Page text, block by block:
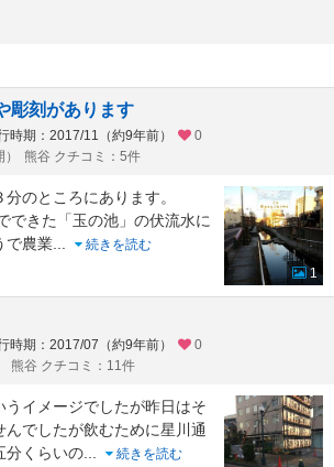
彫刻があります
時期：2017/11（約9年前）
0
熊谷 クチコミ：5件
のところにあります。
できた「玉の池」の伏流水に
で農業...
続きを読む
1
時期：2017/07（約9年前）
0
熊谷 クチコミ：11件
イメージでしたが昨日はそ
んでしたが飲むために星川通
分くらいの...
続きを読む